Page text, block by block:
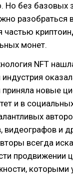
Но без базовых
разобраться
частью
монет.
NFT
новые
и в
и
всегда
продвижении
которыми